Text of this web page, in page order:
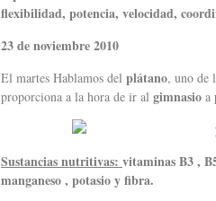
flexibilidad, potencia, velocidad,
23 de noviembre 2010
El martes Hablamos del plátano, uno de
proporciona a la hora de ir al gimnasio a
Sustancias nutritivas: vitaminas B3 ,
manganeso , potasio y fibra.